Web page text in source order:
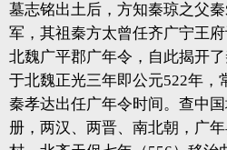
墓志铭出土后，方知秦琼之父
军，其祖秦方太曾任齐广宁王
北魏广平郡广年令，自此揭开
于北魏正光三年即公元522年，
秦孝达出任广年令时间。查中
册，两汉、两晋、南北朝，广